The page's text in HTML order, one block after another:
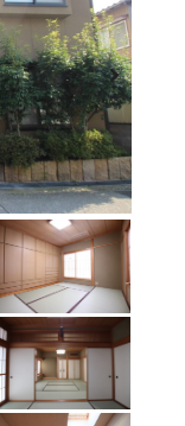
(東金沢方面)
面)
小松市